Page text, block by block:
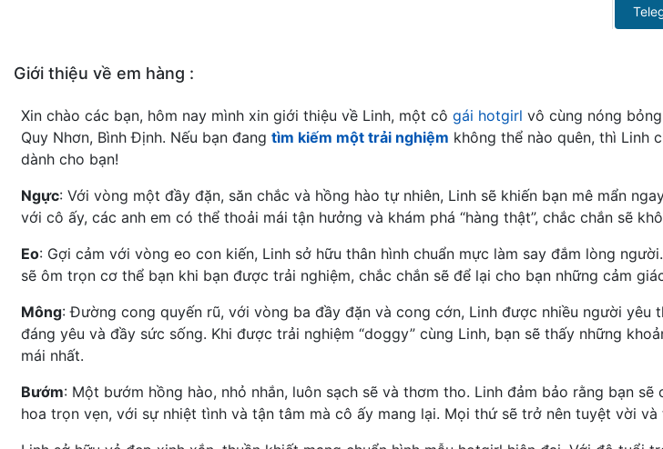
Giới thiệu về em hàng :
Xin chào các bạn, hôm nay mình xin giới thiệu về Linh, một cô gái hotgirl vô cùng nóng
Quy Nhơn, Bình Định. Nếu bạn đang tìm kiếm một trải nghiệm không thể nào quên, thì Linh
dành cho bạn!
Ngực: Với vòng một đầy đặn, săn chắc và hồng hào tự nhiên, Linh sẽ khiến bạn mê mẩn
với cô ấy, các anh em có thể thoải mái tận hưởng và khám phá “hàng thật”, chắc chắn sẽ
Eo: Gợi cảm với vòng eo con kiến, Linh sở hữu thân hình chuẩn mực làm say đắm lòng
sẽ ôm trọn cơ thể bạn khi bạn được trải nghiệm, chắc chắn sẽ để lại cho bạn những cảm
Mông: Đường cong quyến rũ, với vòng ba đầy đặn và cong cớn, Linh được nhiều người yêu
đáng yêu và đầy sức sống. Khi được trải nghiệm “doggy” cùng Linh, bạn sẽ thấy những
mái nhất.
Bướm: Một bướm hồng hào, nhỏ nhắn, luôn sạch sẽ và thơm tho. Linh đảm bảo rằng bạn
hoa trọn vẹn, với sự nhiệt tình và tận tâm mà cô ấy mang lại. Mọi thứ sẽ trở nên tuyệt vời